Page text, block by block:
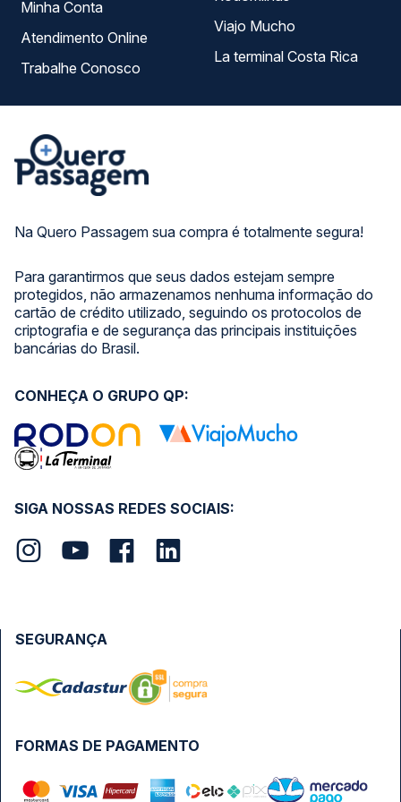
Na Quero Passagem sua compra é totalmente segura!
Para garantirmos que seus dados estejam sempre
protegidos, não armazenamos nenhuma informação do
cartão de crédito utilizado, seguindo os protocolos de
criptografia e de segurança das principais instituições
bancárias do Brasil.
Minha Conta
Atendimento Online
Trabalhe Conosco
Viajo Mucho
La terminal Costa Rica
SIGA NOSSAS REDES SOCIAIS:
CONHEÇA O GRUPO QP:
FORMAS DE PAGAMENTO
SEGURANÇA